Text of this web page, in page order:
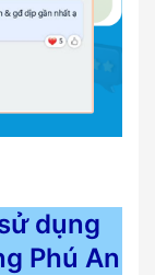
dụng
Phú An